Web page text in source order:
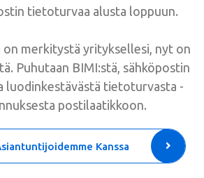
tietoturvaa alusta loppuun.
on merkitystä yrityksellesi, nyt on
Puhutaan BIMI:stä, sähköpostin
luodinkestävästä tietoturvasta -
postilaatikkoon.
Kanssa